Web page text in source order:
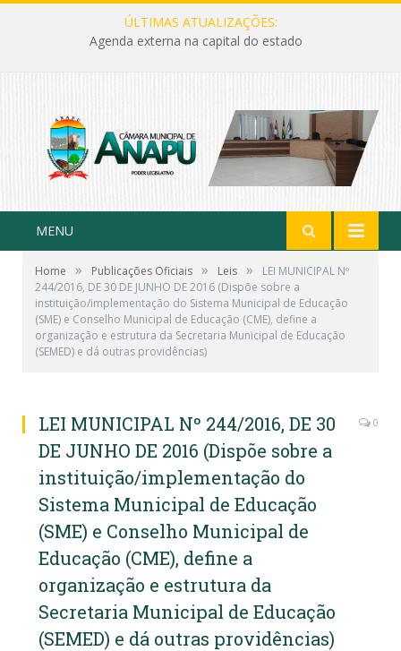
ÚLTIMAS ATUALIZAÇÕES:
Agenda externa na capital do estado
MENU
Home » Publicações Oficiais » Leis »
LEI MUNICIPAL Nº
244/2016, DE 30 DE JUNHO DE 2016 (Dispõe sobre a
instituição/implementação do Sistema Municipal de Educação
(SME) e Conselho Municipal de Educação (CME), define a
organização e estrutura da Secretaria Municipal de Educação
(SEMED) e dá outras providências)
LEI MUNICIPAL Nº 244/2016, DE 30
DE JUNHO DE 2016 (Dispõe sobre a
instituição/implementação do
Sistema Municipal de Educação
(SME) e Conselho Municipal de
Educação (CME), define a
organização e estrutura da
Secretaria Municipal de Educação
(SEMED) e dá outras providências)
0